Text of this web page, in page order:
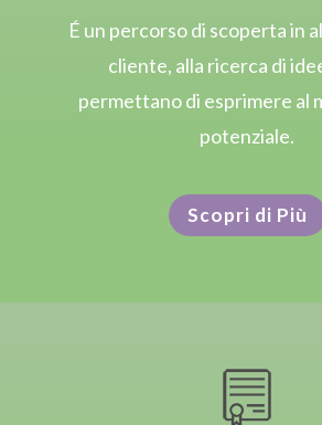
É un percorso di scoperta in
cliente, alla ricerca di
permettano di esprimere al
potenziale.
Scopri di Più